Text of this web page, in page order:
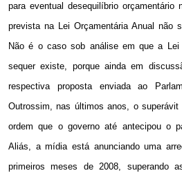
para eventual desequilíbrio orçamentário
prevista na Lei Orçamentária Anual não
Não é o caso sob análise em que a Lei
sequer existe, porque ainda em
respectiva proposta enviada ao
Outrossim, nas últimos anos, o
ordem que o governo até antecipou o
Aliás, a mídia está anunciando uma
primeiros meses de 2008, superando